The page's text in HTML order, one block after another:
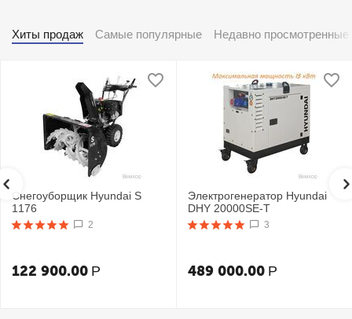
Хиты продаж Самые популярные Недавно просмотренные
Снегоуборщик Hyundai S
1176
2
122 900.00 Р
Электрогенератор Hyundai
DHY 20000SE-T
3
489 000.00 Р